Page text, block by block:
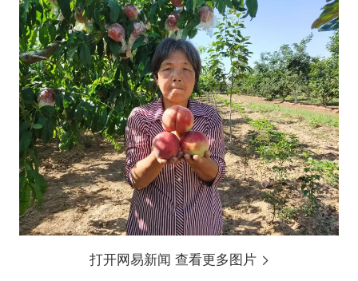
打开网易新闻 查看更多图片